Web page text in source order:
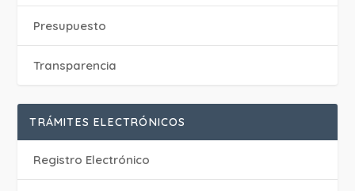
Presupuesto
Transparencia
TRÁMITES ELECTRÓNICOS
Registro Electrónico